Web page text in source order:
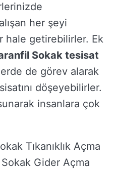
her şeyi
hale getirebilirler. Ek
Sokak tesisat
de görev alarak
döşeyebilirler.
insanlara çok
Tıkanıklık Açma
Gider Açma